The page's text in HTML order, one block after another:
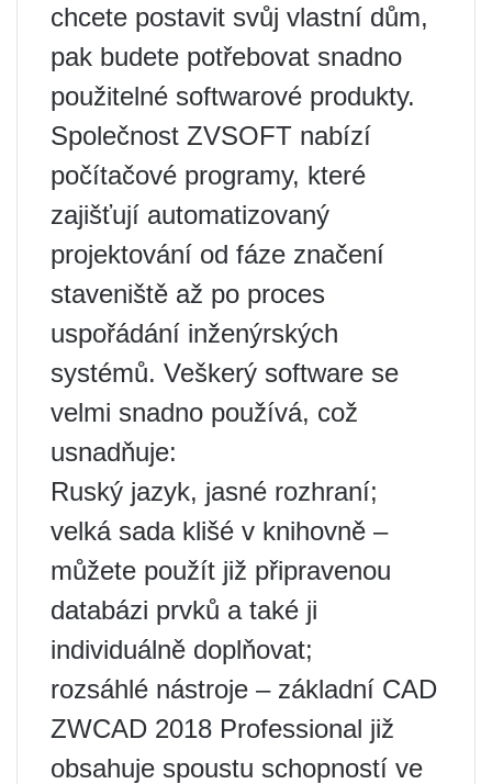
chcete postavit svůj vlastní dům,
pak budete potřebovat snadno
použitelné softwarové produkty.
Společnost ZVSOFT nabízí
počítačové programy, které
zajišťují automatizovaný
projektování od fáze značení
staveniště až po proces
uspořádání inženýrských
systémů. Veškerý software se
velmi snadno používá, což
usnadňuje:
Ruský jazyk, jasné rozhraní;
velká sada klišé v knihovně –
můžete použít již připravenou
databázi prvků a také ji
individuálně doplňovat;
rozsáhlé nástroje – základní CAD
ZWCAD 2018 Professional již
obsahuje spoustu schopností ve